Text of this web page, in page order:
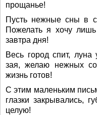
прощанье!
Пусть нежные сны в
Пожелать я хочу
завтра дня!
Весь город спит,
зая, желаю нежных
жизнь готов!
С этим маленьким
глазки закрывались,
целую!